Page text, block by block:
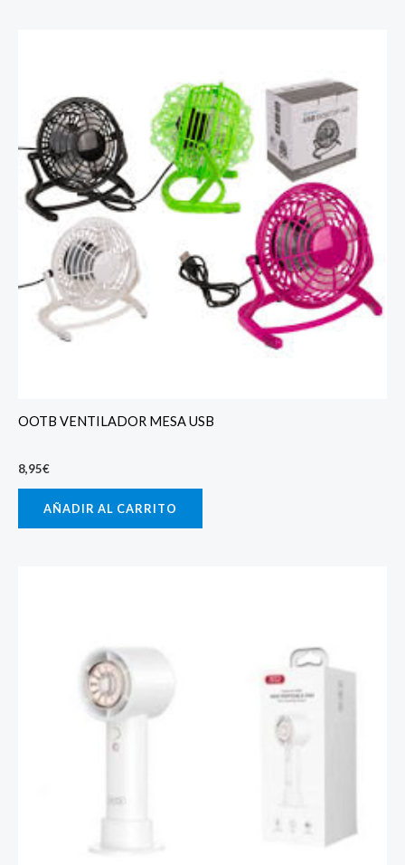
OOTB VENTILADOR MESA USB
8,95€
AÑADIR AL CARRITO